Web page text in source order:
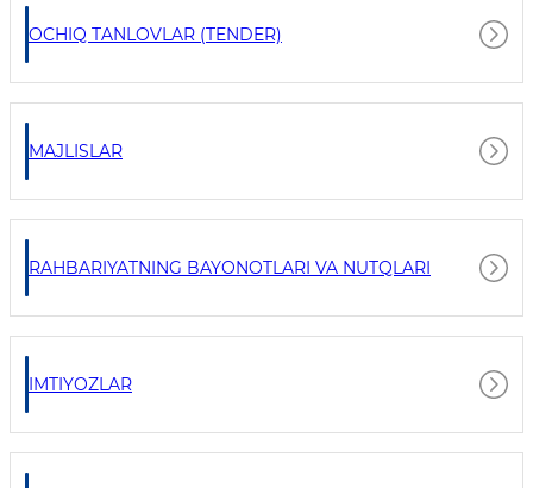
OCHIQ TANLOVLAR (TENDER)
MAJLISLAR
RAHBARIYATNING BAYONOTLARI VA NUTQLARI
IMTIYOZLAR